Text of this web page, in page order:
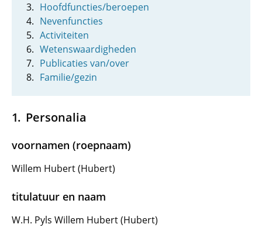
Hoofdfuncties/beroepen
Nevenfuncties
Activiteiten
Wetenswaardigheden
Publicaties van/over
Familie/gezin
Personalia
voornamen (roepnaam)
Willem Hubert (Hubert)
titulatuur en naam
W.H. Pyls Willem Hubert (Hubert)